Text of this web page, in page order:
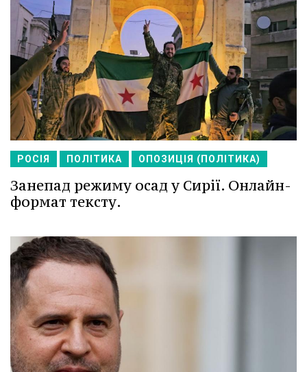
РОСІЯ ПОЛІТИКА ОПОЗИЦІЯ (ПОЛІТИКА)
Занепад режиму осад у Сирії. Онлайн-
формат тексту.